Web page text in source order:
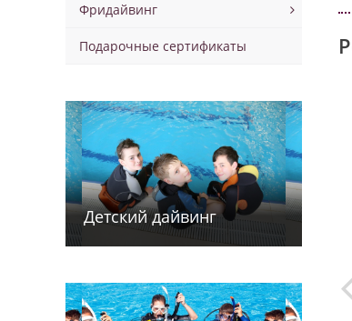
Фридайвинг
Подарочные сертификаты
Детский дайв­­инг